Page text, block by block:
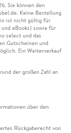
Sie können den
Keine Bestellung
ist nicht gültig für
eBooks) sowie für
select und das
Gutscheinen und
Ein Weiterverkauf
der großen Zahl an
über den
Rückgaberecht von